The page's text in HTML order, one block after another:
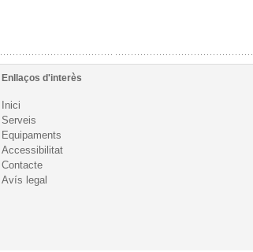
Enllaços d'interès
Inici
Serveis
Equipaments
Accessibilitat
Contacte
Avís legal